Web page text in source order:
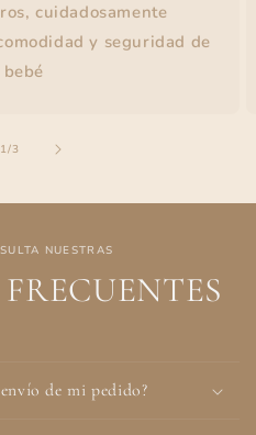
cuidadosamente
y seguridad de
1/de
3
NUESTRAS
de mi pedido?